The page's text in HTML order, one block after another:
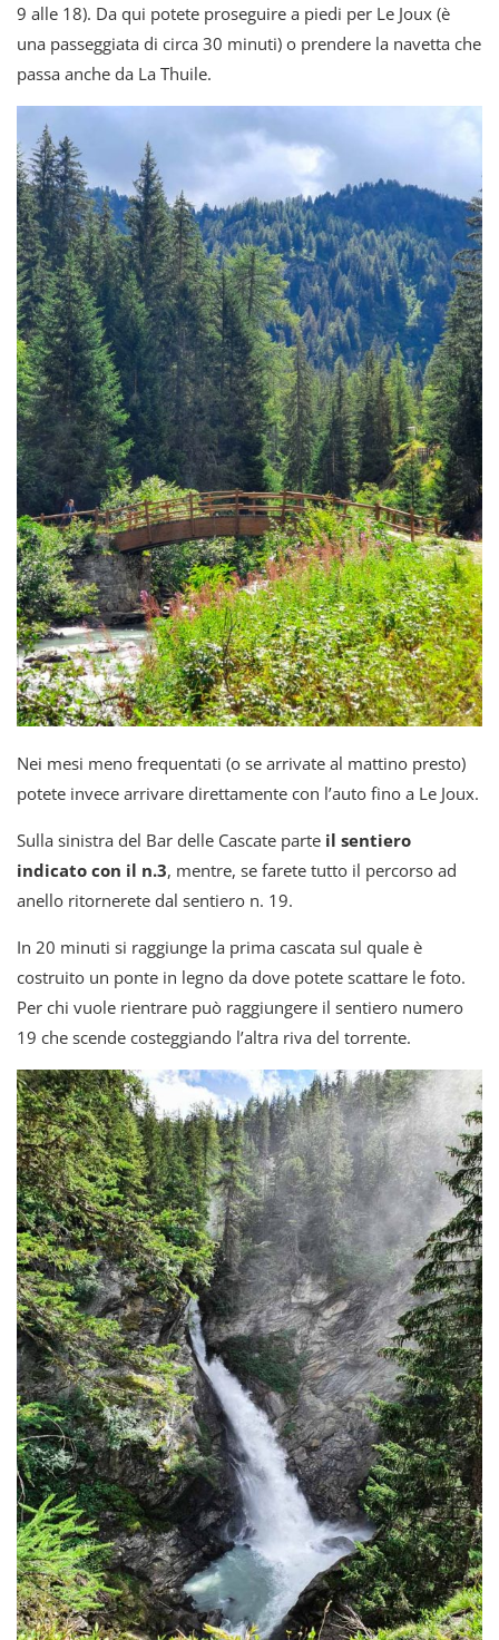
9 alle 18). Da qui potete proseguire a piedi per Le Joux (è
una passeggiata di circa 30 minuti) o prendere la navetta che
passa anche da La Thuile.
Nei mesi meno frequentati (o se arrivate al mattino presto)
potete invece arrivare direttamente con l’auto fino a Le Joux.
Sulla sinistra del Bar delle Cascate parte il sentiero
indicato con il n.3, mentre, se farete tutto il percorso ad
anello ritornerete dal sentiero n. 19.
In 20 minuti si raggiunge la prima cascata sul quale è
costruito un ponte in legno da dove potete scattare le foto.
Per chi vuole rientrare può raggiungere il sentiero numero
19 che scende costeggiando l’altra riva del torrente.